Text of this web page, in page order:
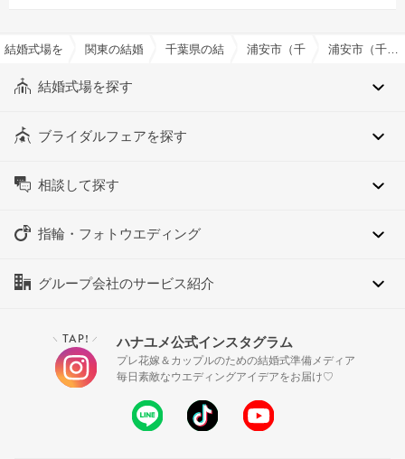
結婚式場を探すならハナユメ
関東の結婚式場千葉県の結婚式場浦安市（千葉県）の結婚式場
浦安市（千葉県）の仏前式でおすすめの結婚式場・挙式会場一覧
結婚式場を探す
ブライダルフェアを探す
相談して探す
指輪・フォトウエディング
グループ会社のサービス紹介
＼ TAP! ／ ハナユメ公式インスタグラム
プレ花嫁＆カップルのための結婚式準備メディア
毎日素敵なウエディングアイデアをお届け♡